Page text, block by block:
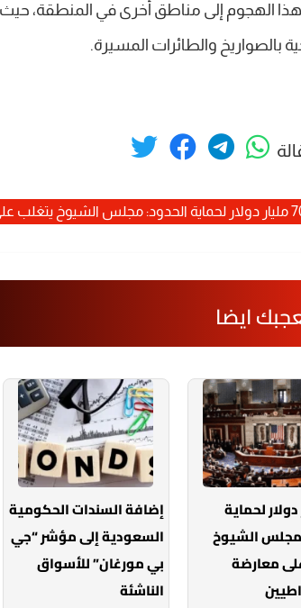
هذا الهجوم إلى مناطق أخرى في المنطقة،
بالصواريخ والطائرات المسيرة.
يتغلب على معارضة الديمقراطيين
ايضا
دولار لحماية
مجلس الشيوخ
معارضة
إضافة السندات الحكومية
السعودية إلى مؤشر “جي
بي مورغان” للأسواق
الناشئة